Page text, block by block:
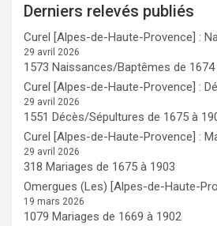
Derniers relevés publiés
Curel [Alpes-de-Haute-Provence] :
29 avril 2026
1573 Naissances/Baptêmes de 1674
Curel [Alpes-de-Haute-Provence] :
29 avril 2026
1551 Décès/Sépultures de 1675 à
Curel [Alpes-de-Haute-Provence] :
29 avril 2026
318 Mariages de 1675 à 1903
Omergues (Les) [Alpes-de-Haute-
19 mars 2026
1079 Mariages de 1669 à 1902